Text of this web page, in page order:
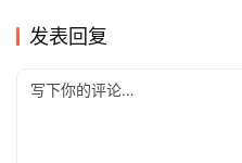
发表回复